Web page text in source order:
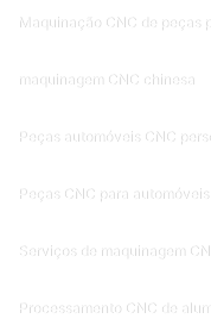
Maquinação CNC de peças
maquinagem CNC chinesa
Peças automóveis CNC
Peças CNC para automóveis
Serviços de maquinagem
Processamento CNC de